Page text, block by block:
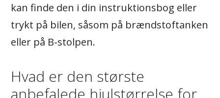
kan finde den i din instruktionsbog eller
trykt på bilen, såsom på brændstoftanken
eller på B-stolpen.
Hvad er den største
anbefalede hjulstørrelse for